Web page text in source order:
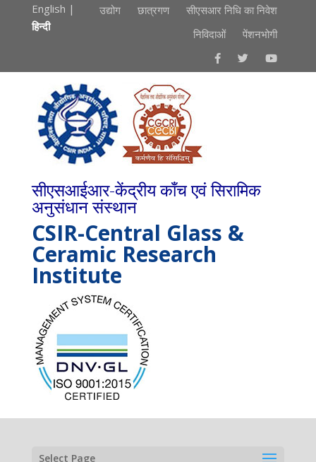
English |
हिन्दी
उद्योग छात्रगण
सीएसआर निधि का निवेश
निविदाओं
पेंशनभोगी
सीएसआईआर-केंद्रीय काँच एवं सिरामिक
अनुसंधान संस्थान
CSIR-Central Glass &
Ceramic Research
Institute
Select Page